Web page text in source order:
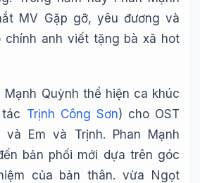
MV Gặp gỡ, yêu đương và
chính anh viết tặng bà xã hot
Mạnh Quỳnh thể hiện ca khúc
Trịnh Công Sơn) cho OST
và Em và Trịnh. Phan Mạnh
bản phối mới dựa trên góc
của bản thân. vừa Ngọt